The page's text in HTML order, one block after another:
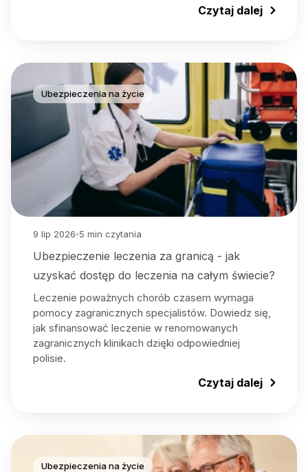
Czytaj dalej
Ubezpieczenia na życie
9 lip 2026 5 min czytania
Ubezpieczenie leczenia za granicą - jak
uzyskać dostęp do leczenia na całym świecie?
Leczenie poważnych chorób czasem wymaga
pomocy zagranicznych specjalistów. Dowiedz się,
jak sfinansować leczenie w renomowanych
zagranicznych klinikach dzięki odpowiedniej
polisie.
Czytaj dalej
Ubezpieczenia na życie